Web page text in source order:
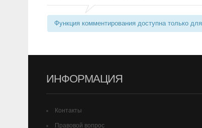
Функция комментирования доступна только для
ИНФОРМАЦИЯ
Контакты
Правовой вопрос